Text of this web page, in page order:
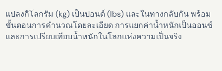
แปลงกิโลกรัม (kg) เป็นปอนด์ (lbs) และในทางกลับกัน พร้อม
ขั้นตอนการคำนวณโดยละเอียด การแยกค่าน้ำหนักเป็นออนซ์
และการเปรียบเทียบน้ำหนักในโลกแห่งความเป็นจริง